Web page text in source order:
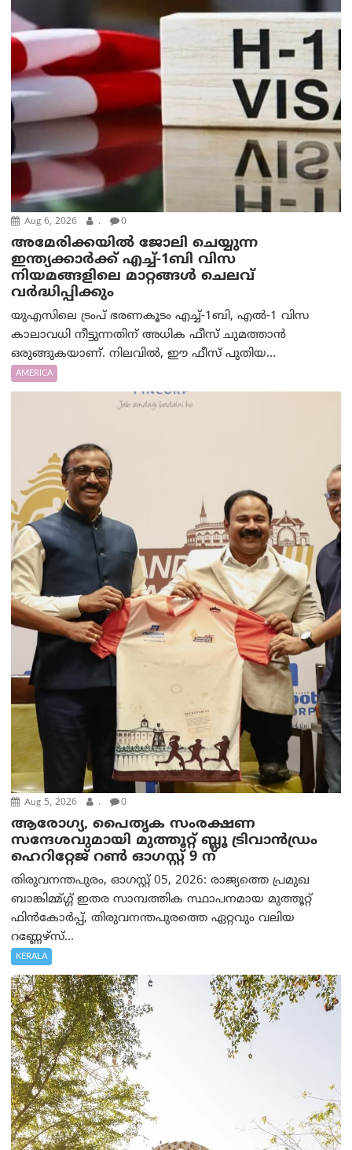
Aug 6, 2026 . 0
അമേരിക്കയില്‍ ജോലി ചെയ്യുന്ന
ഇന്ത്യക്കാർക്ക് എച്ച്-1ബി വിസ
നിയമങ്ങളിലെ മാറ്റങ്ങൾ ചെലവ്
വർദ്ധിപ്പിക്കും
യുഎസിലെ ട്രംപ് ഭരണകൂടം എച്ച്-1ബി, എൽ-1 വിസ
കാലാവധി നീട്ടുന്നതിന് അധിക ഫീസ് ചുമത്താൻ
ഒരുങ്ങുകയാണ്. നിലവിൽ, ഈ ഫീസ് പുതിയ...
AMERICA
Aug 5, 2026 . 0
ആരോഗ്യ, പൈതൃക സംരക്ഷണ
സന്ദേശവുമായി മുത്തൂറ്റ് ബ്ലൂ ട്രിവാൻഡ്രം
ഹെറിറ്റേജ് റൺ ഓഗസ്റ്റ് 9 ന്
തിരുവനന്തപുരം, ഓഗസ്റ്റ് 05, 2026: രാജ്യത്തെ പ്രമുഖ
ബാങ്കിമ്മ്ഗ്ഗ് ഇതര സാമ്പത്തിക സ്ഥാപനമായ മുത്തൂറ്റ്
ഫിൻകോർപ്പ്, തിരുവനന്തപുരത്തെ ഏറ്റവും വലിയ
റണ്ണേഴ്‌സ്...
KERALA